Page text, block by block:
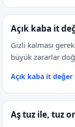
Açık kaba it
Gizli kalması
büyük zararlar
Açık kaba it değer
Aş tuz ile, tuz